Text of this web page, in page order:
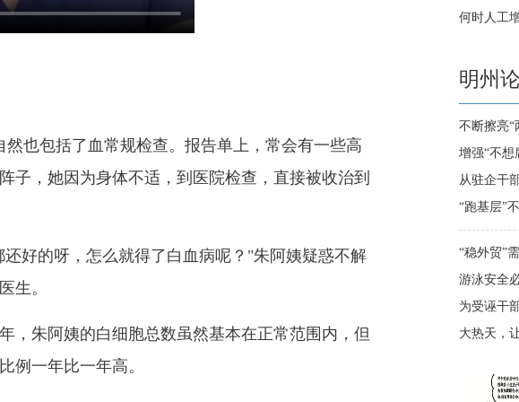
也包括了血常规检查。报告单上，常会有一些高
子，她因为身体不适，到医院检查，直接被收治到
好的呀，怎么就得了白血病呢？"朱阿姨疑惑不解
生。
，朱阿姨的白细胞总数虽然基本在正常范围内，但
例一年比一年高。
何时人工
明州
不断擦亮“
增强“不想
从驻企干
“跑基层”
“稳外贸”
游泳安全
为受诬干
大热天，